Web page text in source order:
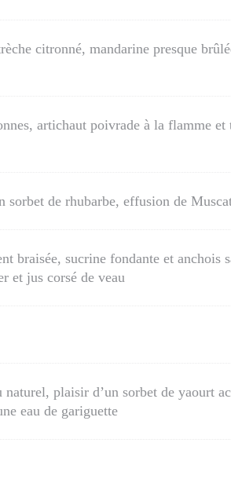
citronné, mandarine presque
artichaut poivrade à la flamme et
de rhubarbe, effusion de
braisée, sucrine fondante et anchois
et jus corsé de veau
plaisir d’un sorbet de yaourt
eau de gariguette